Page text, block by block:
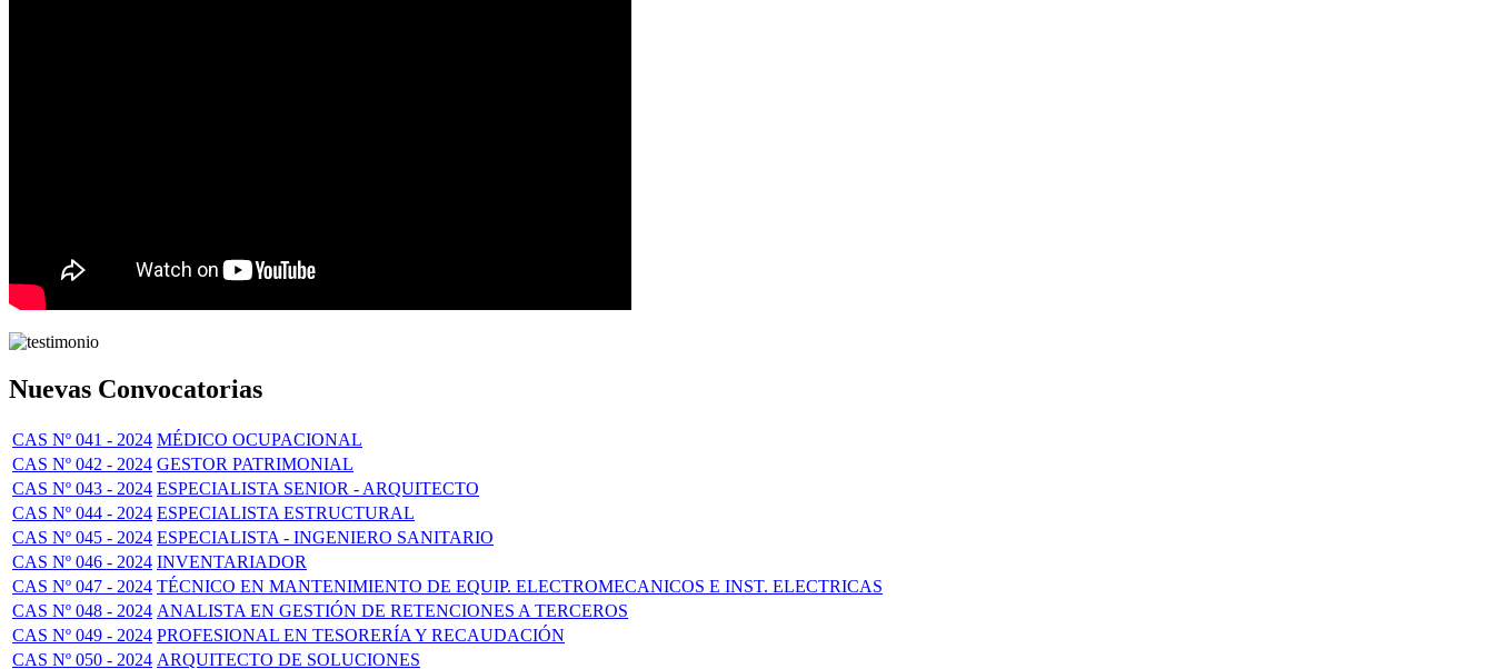
Nuevas Convocatorias
CAS Nº 041 - 2024 MÉDICO OCUPACIONAL
CAS Nº 042 - 2024 GESTOR PATRIMONIAL
CAS Nº 043 - 2024 ESPECIALISTA SENIOR - ARQUITECTO
CAS Nº 044 - 2024 ESPECIALISTA ESTRUCTURAL
CAS Nº 045 - 2024 ESPECIALISTA - INGENIERO SANITARIO
CAS Nº 046 - 2024 INVENTARIADOR
CAS Nº 047 - 2024 TÉCNICO EN MANTENIMIENTO DE EQUIP. ELECTROMECANICOS E INST. ELECTRICAS
CAS Nº 048 - 2024 ANALISTA EN GESTIÓN DE RETENCIONES A TERCEROS
CAS Nº 049 - 2024 PROFESIONAL EN TESORERÍA Y RECAUDACIÓN
CAS Nº 050 - 2024 ARQUITECTO DE SOLUCIONES